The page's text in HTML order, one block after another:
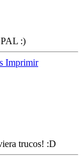
:)
Imprimir
trucos! :D